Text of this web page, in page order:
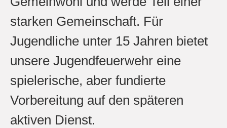
starken Gemeinschaft. Für
Jugendliche unter 15 Jahren bietet
unsere Jugendfeuerwehr eine
spielerische, aber fundierte
Vorbereitung auf den späteren
aktiven Dienst.